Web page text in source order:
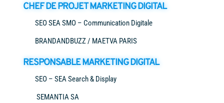
CHEF DE PROJET MARKETING DIGITAL
SEO SEA SMO – Communication Digitale
BRANDANDBUZZ / MAETVA PARIS
RESPONSABLE MARKETING DIGITAL
SEO – SEA Search & Display
SEMANTIA SA